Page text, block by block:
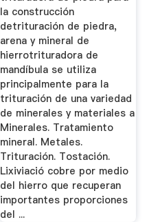
la construcción
detrituración de piedra,
arena y mineral de
hierrotrituradora de
mandíbula se utiliza
principalmente para la
trituración de una variedad
de minerales y materiales a
Minerales. Tratamiento
mineral. Metales.
Trituración. Tostación.
Lixiviació cobre por medio
del hierro que recuperan
importantes proporciones
del ...